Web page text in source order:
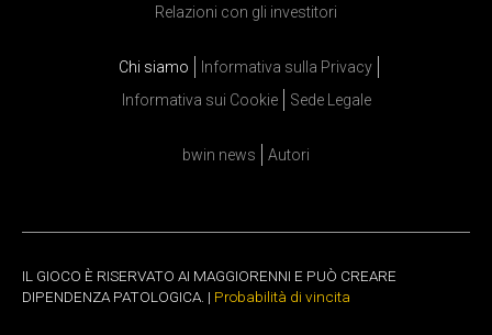
Relazioni con gli investitori
Chi siamo
Informativa sulla Privacy
Informativa sui Cookie
Sede Legale
bwin news Autori
IL GIOCO È RISERVATO AI MAGGIORENNI E PUÒ CREARE
DIPENDENZA PATOLOGICA. | Probabilità di vincita